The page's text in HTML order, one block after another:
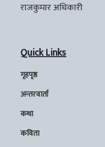
राजकुमार अधिकारी
Quick Links
गृहपृष्ठ
अन्तरवार्ता
कथा
कविता